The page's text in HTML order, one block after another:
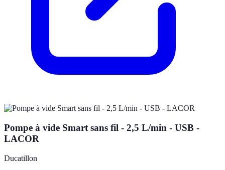
Pompe à vide Smart sans fil - 2,5 L/min - USB -
LACOR
Ducatillon